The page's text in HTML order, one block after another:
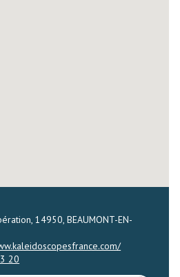
14950, BEAUMONT-EN-
20